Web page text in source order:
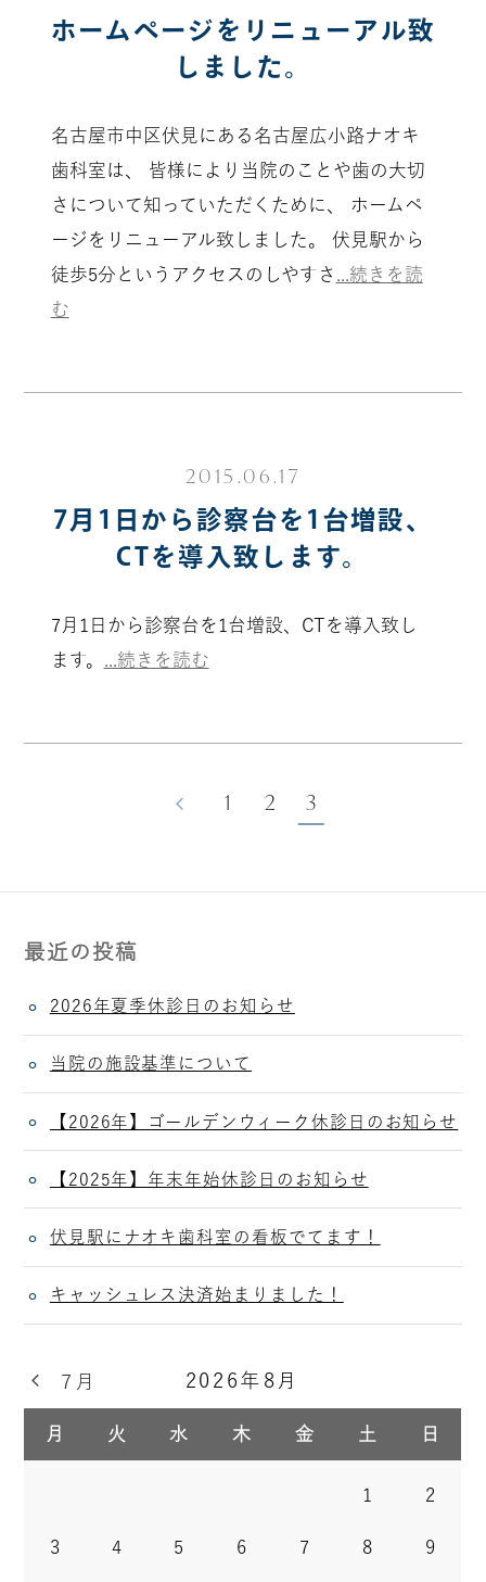
ホームページをリニューアル致
しました。
名古屋市中区伏見にある名古屋広小路ナオキ
歯科室は、 皆様により当院のことや歯の大切
さについて知っていただくために、 ホームペ
ージをリニューアル致しました。 伏見駅から
徒歩5分というアクセスのしやすさ
...続きを読
む
2015.06.17
7月1日から診察台を1台増設、
CTを導入致します。
7月1日から診察台を1台増設、CTを導入致し
ます。
...続きを読む
1 2 3
最近の投稿
2026年夏季休診日のお知らせ
当院の施設基準について
【2026年】ゴールデンウィーク休診日のお知らせ
【2025年】年末年始休診日のお知らせ
伏見駅にナオキ歯科室の看板でてます！
キャッシュレス決済始まりました！
2026年8月
月 火 水 木 金 土 日
7月
1 2
3 4 5 6 7 8 9